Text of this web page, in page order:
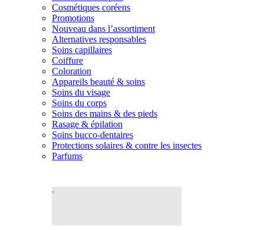
Cosmétiques coréens
Promotions
Nouveau dans l’assortiment
Alternatives responsables
Soins capillaires
Coiffure
Coloration
Appareils beauté & soins
Soins du visage
Soins du corps
Soins des mains & des pieds
Rasage & épilation
Soins bucco-dentaires
Protections solaires & contre les insectes
Parfums